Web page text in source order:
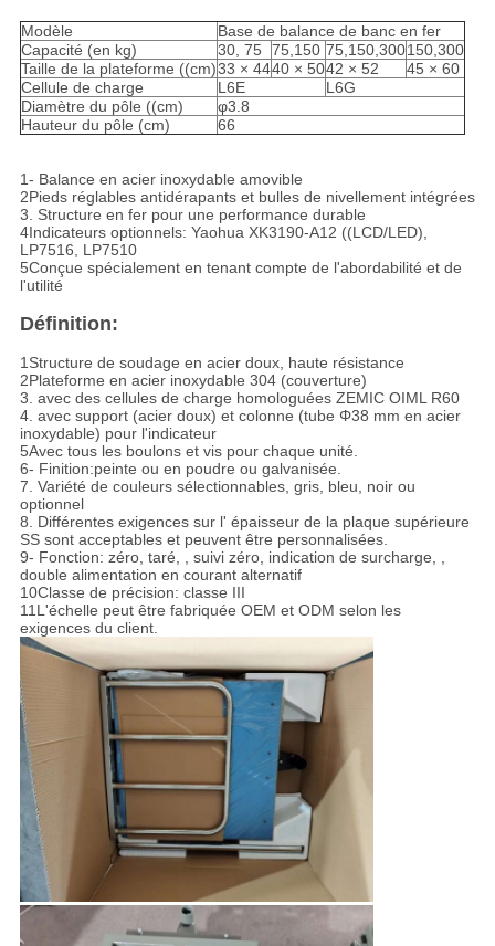
Modèle
Base de balance de banc en fer
Capacité (en kg)
30, 75 75,150 75,150,300150,300
Taille de la plateforme ((cm)33 × 4440 × 5042 × 52
45 × 60
Cellule de charge
L6E
L6G
Diamètre du pôle ((cm)
φ3.8
Hauteur du pôle (cm)
66
1- Balance en acier inoxydable amovible
2Pieds réglables antidérapants et bulles de nivellement intégrées
3. Structure en fer pour une performance durable
4Indicateurs optionnels: Yaohua XK3190-A12 ((LCD/LED),
LP7516, LP7510
5Conçue spécialement en tenant compte de l'abordabilité et de
l'utilité
Définition:
1Structure de soudage en acier doux, haute résistance
2Plateforme en acier inoxydable 304 (couverture)
3. avec des cellules de charge homologuées ZEMIC OIML R60
4. avec support (acier doux) et colonne (tube Φ38 mm en acier
inoxydable) pour l'indicateur
5Avec tous les boulons et vis pour chaque unité.
6- Finition:peinte ou en poudre ou galvanisée.
7. Variété de couleurs sélectionnables, gris, bleu, noir ou
optionnel
8. Différentes exigences sur l' épaisseur de la plaque supérieure
SS sont acceptables et peuvent être personnalisées.
9- Fonction: zéro, taré, , suivi zéro, indication de surcharge, ,
double alimentation en courant alternatif
10Classe de précision: classe III
11L'échelle peut être fabriquée OEM et ODM selon les
exigences du client.